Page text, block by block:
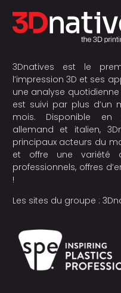
3Dnatives est le
l’impression 3D et ses
une analyse
est suivi par plus d’un
mois. Disponible en
allemand et italien,
principaux acteurs du
et offre une variété
professionnels, offres
!
Les sites du groupe :